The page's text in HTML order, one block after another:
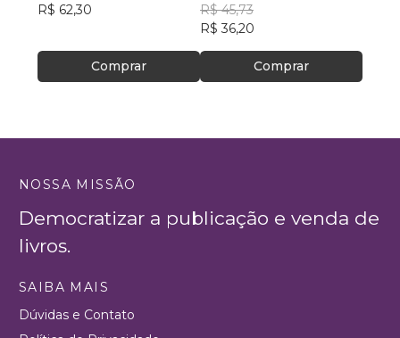
R$ 62,30
Comprar
R$ 45,73
R$ 36,20
Comprar
NOSSA MISSÃO
Democratizar a publicação e venda de
livros.
SAIBA MAIS
Dúvidas e Contato